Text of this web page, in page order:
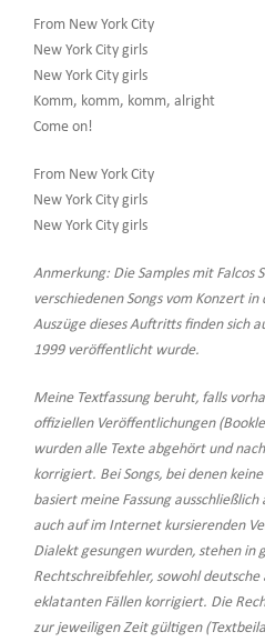
From New York City
New York City girls
New York City girls
Komm, komm, komm, alright
Come on!
From New York City
New York City girls
New York City girls
Anmerkung: Die Samples mit Falcos
verschiedenen Songs vom Konzert
Auszüge dieses Auftritts finden sich
1999 veröffentlicht wurde.
Meine Textfassung beruht, falls
offiziellen Veröffentlichungen
wurden alle Texte abgehört und
korrigiert. Bei Songs, bei denen
basiert meine Fassung
auch auf im Internet kursierenden
Dialekt gesungen wurden, stehen in
Rechtschreibfehler, sowohl
eklatanten Fällen korrigiert. Die
zur jeweiligen Zeit gültigen